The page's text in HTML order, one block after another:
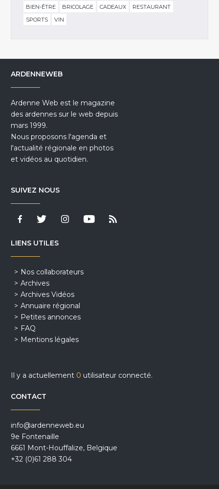
BIEN-ÊTRE
BRICOLAGE CADEAUX
RESTAURANT
SPORTS
VIN
ARDENNEWEB
Ardenne Web est le magazine
des ardennes sur le web depuis
mars 1999.
Nous proposons l'agenda et
l'actualité régionale en photos
et vidéos au quotidien.
SUIVEZ NOUS
LIENS UTILES
Nos collaborateurs
Archives
Archives Vidéos
Annuaire régional
Petites annonces
FAQ
Mentions légales
Il y a actuellement 0 utilisateur connecté.
CONTACT
info@ardenneweb.eu
9e Fontenaille
6661 Mont-Houffalize, Belgique
+32 (0)61 288 304